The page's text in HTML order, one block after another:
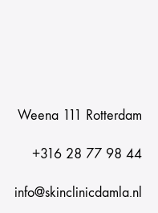
Weena 111 Rotterdam
+316 28 77 98 44
info@skinclinicdamla.nl